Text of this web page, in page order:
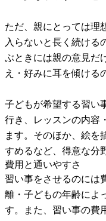
ただ、親にとっては理
入らないと長く続ける
ぶときには親の意見だ
え・好みに耳を傾ける
子どもが希望する習い
行き、レッスンの内容
ます。そのほか、絵を
すめるなど、得意な分
費用と通いやすさ
習い事をさせるのには
離・子どもの年齢によ
す。また、習い事の費